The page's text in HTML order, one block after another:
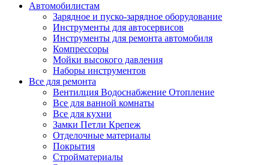
Автомобилистам
Зарядное и пуско-зарядное оборудование
Инструменты для автосервисов
Инструменты для ремонта автомобиля
Компрессоры
Мойки высокого давления
Наборы инструментов
Все для ремонта
Вентилция Водоснабжение Отопление
Все для ванной комнаты
Все для кухни
Замки Петли Крепеж
Отделочные материалы
Покрытия
Стройматериалы